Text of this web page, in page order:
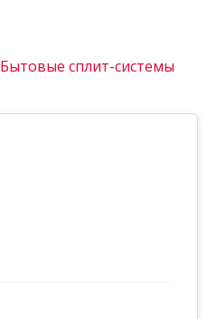
Бытовые сплит-системы